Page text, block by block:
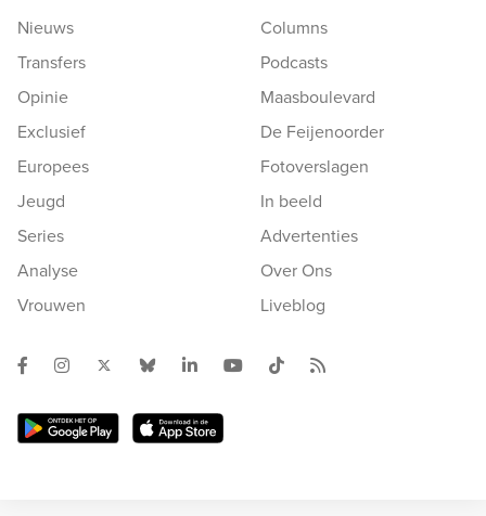
Nieuws
Transfers
Opinie
Exclusief
Europees
Jeugd
Series
Analyse
Vrouwen
Columns
Podcasts
Maasboulevard
De Feijenoorder
Fotoverslagen
In beeld
Advertenties
Over Ons
Liveblog